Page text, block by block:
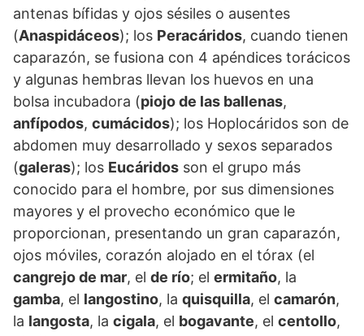
antenas bífidas y ojos sésiles o ausentes
(Anaspidáceos); los Peracáridos, cuando tienen
caparazón, se fusiona con 4 apéndices torácicos
y algunas hembras llevan los huevos en una
bolsa incubadora (piojo de las ballenas,
anfípodos, cumácidos); los Hoplocáridos son de
abdomen muy desarrollado y sexos separados
(galeras); los Eucáridos son el grupo más
conocido para el hombre, por sus dimensiones
mayores y el provecho económico que le
proporcionan, presentando un gran caparazón,
ojos móviles, corazón alojado en el tórax (el
cangrejo de mar, el de río; el ermitaño, la
gamba, el langostino, la quisquilla, el camarón,
la langosta, la cigala, el bogavante, el centollo,